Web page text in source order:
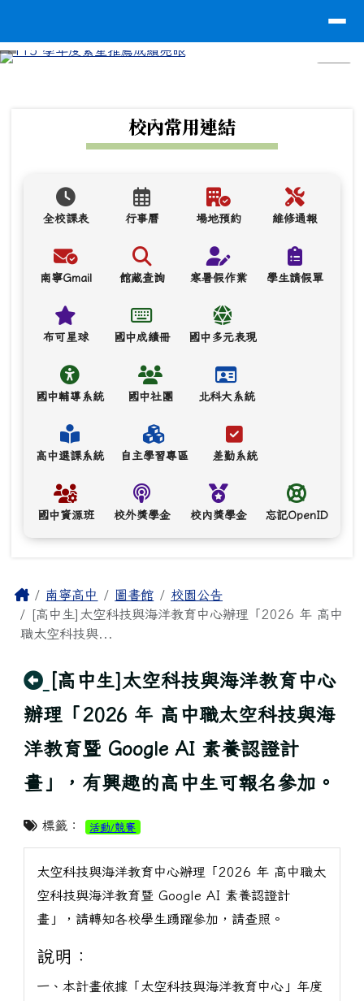
校內常用連結
全校課表 行事曆 場地預約 維修通報
南寧Gmail 館藏查詢 寒暑假作業 學生請假單
布可星球 國中成績冊 國中多元表現
國中輔導系統 國中社團 北科大系統
高中選課系統 自主學習專區 差勤系統
國中資源班 校外獎學金 校內獎學金 忘記OpenID
主內容區域
Home南寧高中 圖書館
校園公告
[高中生]太空科技與海洋教育中心辦理「2026 年 高中
職太空科技與...
回上頁
[高中生]太空科技與海洋教育中心
辦理「2026 年 高中職太空科技與海
洋教育暨 Google AI 素養認證計
畫」，有興趣的高中生可報名參加。
標籤： 活動/競賽
太空科技與海洋教育中心辦理「2026 年 高中職太
空科技與海洋教育暨 Google AI 素養認證計
畫」，請轉知各校學生踴躍參加，請查照。
說明：
一、本計畫依據「太空科技與海洋教育中心」年度